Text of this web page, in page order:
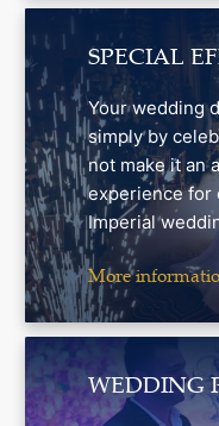
SPECIAL
Your wedding
simply by
not make it an
experience for
Imperial
More
WEDDING